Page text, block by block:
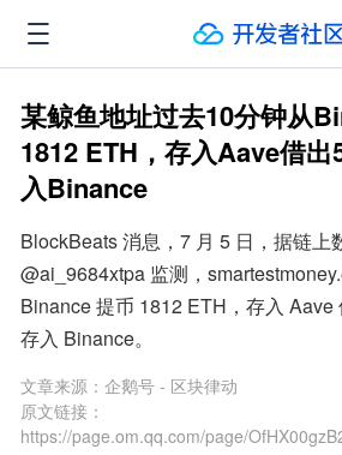
某鲸鱼地址过去10分钟从
1812 ETH，存入Aave借
入Binance
BlockBeats 消息，7 月 5 日，据链上
@ai_9684xtpa 监测，
Binance 提币 1812 ETH，存入 Aave
存入 Binance。
文章来源： 企鹅号 - 区块律动
原文链接：
https://page.om.qq.com/page/